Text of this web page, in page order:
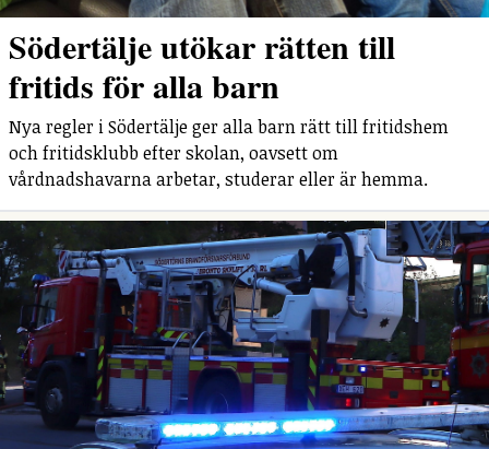
Södertälje utökar rätten till
fritids för alla barn
Nya regler i Södertälje ger alla barn rätt till fritidshem
och fritidsklubb efter skolan, oavsett om
vårdnadshavarna arbetar, studerar eller är hemma.